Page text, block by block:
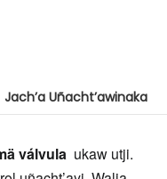
Jach’a Uñacht’awinaka
válvula ukaw utji.